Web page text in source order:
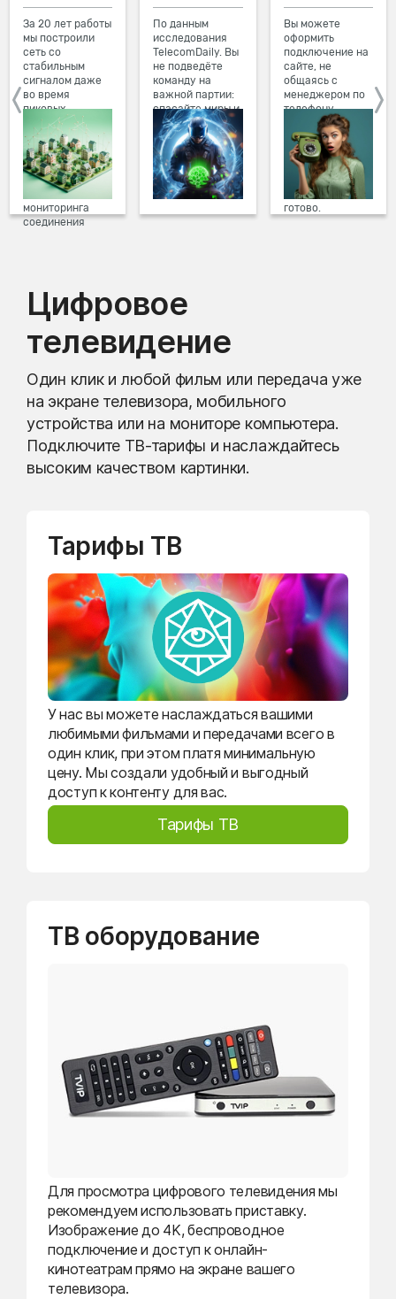
За 20 лет работы
мы построили
сеть со
стабильным
сигналом даже
во время
пиковых
нагрузок в
вечернее время.
Мы постоянно
обновляем наше
оборудование в
домах, а система
мониторинга
соединения
По данным
исследования
TelecomDaily. Вы
не подведёте
команду на
важной партии:
спасайте миры и
побеждайте с
друзьями в
онлайн-играх.
Вы можете
оформить
подключение на
сайте, не
общаясь с
менеджером по
телефону.
Просто в три
клика заполните
форму заявки на
сайте, выберите
дату и время
подключения,
готово.
Цифровое
телевидение
Один клик и любой фильм или передача уже
на экране телевизора, мобильного
устройства или на мониторе компьютера.
Подключите ТВ-тарифы и наслаждайтесь
высоким качеством картинки.
Тарифы ТВ
У нас вы можете наслаждаться вашими
любимыми фильмами и передачами всего в
один клик, при этом платя минимальную
цену. Мы создали удобный и выгодный
доступ к контенту для вас.
Тарифы ТВ
ТВ оборудование
Для просмотра цифрового телевидения мы
рекомендуем использовать приставку.
Изображение до 4K, беспроводное
подключение и доступ к онлайн-
кинотеатрам прямо на экране вашего
телевизора.